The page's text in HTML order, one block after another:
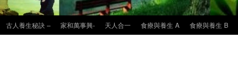
古人養生秘訣 – 家和萬事興- 天人合一 食療與養生 A 食療與養生 B